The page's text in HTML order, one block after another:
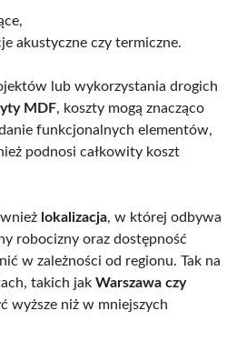
akustyczne czy termiczne.
lub wykorzystania drogich
MDF, koszty mogą znacząco
funkcjonalnych elementów,
podnosi całkowity koszt
lokalizacja, w której odbywa
robocizny oraz dostępność
w zależności od regionu. Tak na
takich jak Warszawa czy
wyższe niż w mniejszych